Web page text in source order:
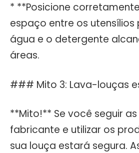
* **Posicione
espaço entre os utensílios
água e o detergente
áreas.
### Mito 3: Lava-louças
**Mito!** Se você seguir
fabricante e utilizar os
sua louça estará segura.